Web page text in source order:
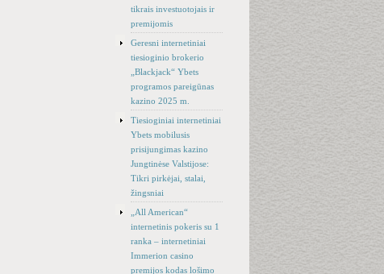
tikrais investuotojais ir
premijomis
Geresni internetiniai
tiesioginio brokerio
„Blackjack“ Ybets
programos pareigūnas
kazino 2025 m.
Tiesioginiai internetiniai
Ybets mobilusis
prisijungimas kazino
Jungtinėse Valstijose:
Tikri pirkėjai, stalai,
žingsniai
„All American“
internetinis pokeris su 1
ranka – internetiniai
Immerion casino
premijos kodas lošimo